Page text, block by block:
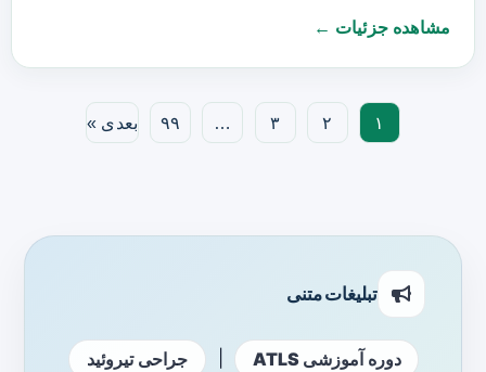
مشاهده جزئیات ←
۱ ۲ ۳ … ۹۹ بعدی »
تبلیغات متنی
دوره آموزشی ATLS جراحی تیروئید